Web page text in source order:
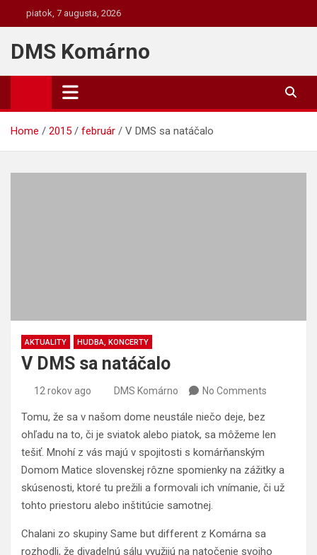
to
content
piatok, 7 augusta, 2026
DMS Komárno
Home 2015 február V DMS sa natáčalo
AKTUALITY HUDBA, KONCERTY
V DMS sa natáčalo
12 rokov ago DMS Komárno No Comments
Tomu, že sa v našom dome neustále niečo deje, bez
ohľadu na to, či je sviatok alebo piatok, sa môžeme len
tešiť. Mnohí z vás majú v spojitosti s komárňanským
Domom Matice slovenskej rôzne spomienky na zážitky a
skúsenosti, ktoré tu prežili a formovali ich vnímanie, či už
tohto priestoru alebo inštitúcie samotnej.
Chalani zo skupiny Same but different z Komárna sa
rozhodli, že divadelnú sálu využijú na natočenie svojho